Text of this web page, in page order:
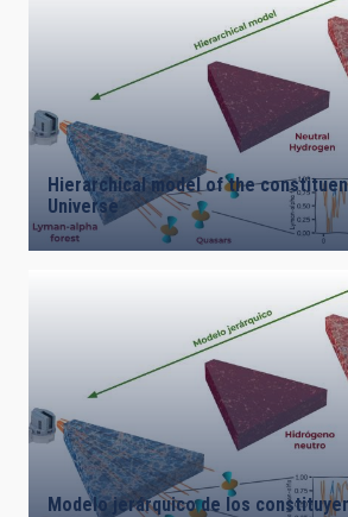
Hierarchical model of the
Universe
Modelo jerárquico de los